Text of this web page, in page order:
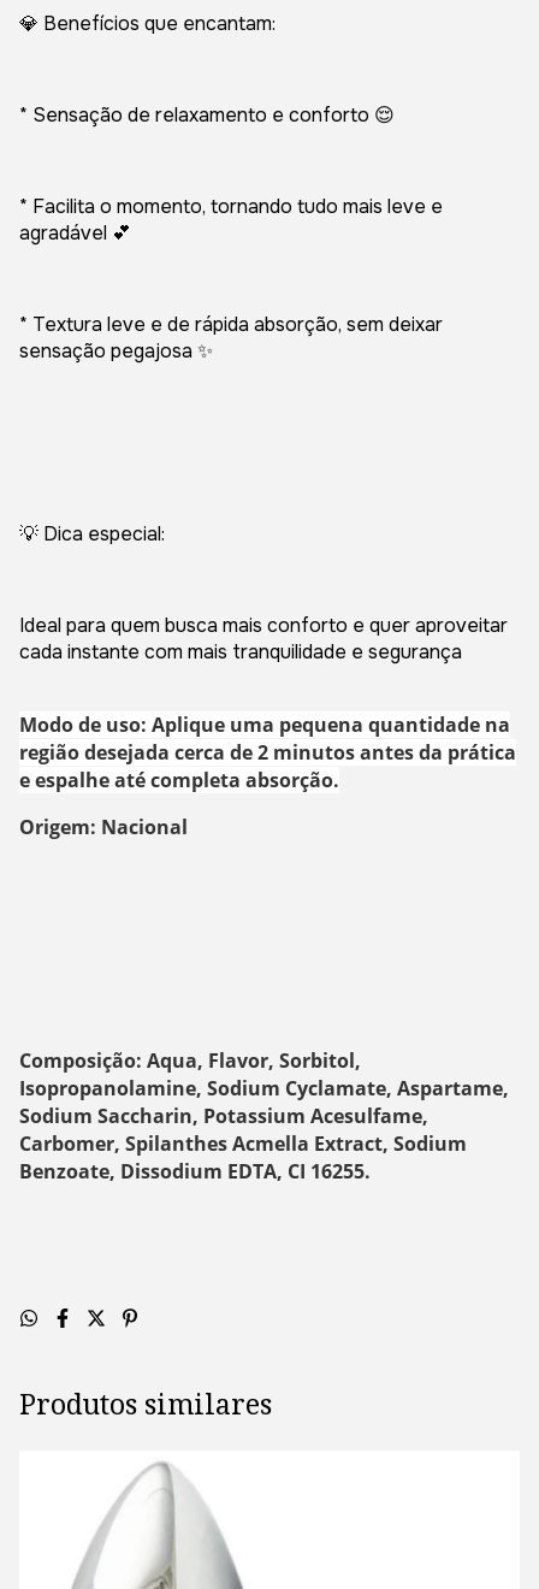
💎 Benefícios que encantam:
* Sensação de relaxamento e conforto 😌
* Facilita o momento, tornando tudo mais leve e
agradável 💕
* Textura leve e de rápida absorção, sem deixar
sensação pegajosa ✨
💡 Dica especial:
Ideal para quem busca mais conforto e quer aproveitar
cada instante com mais tranquilidade e segurança
Modo de uso: Aplique uma pequena quantidade na
região desejada cerca de 2 minutos antes da prática
e espalhe até completa absorção.
Origem: Nacional
Composição: Aqua, Flavor, Sorbitol,
Isopropanolamine, Sodium Cyclamate, Aspartame,
Sodium Saccharin, Potassium Acesulfame,
Carbomer, Spilanthes Acmella Extract, Sodium
Benzoate, Dissodium EDTA, CI 16255.
Produtos similares